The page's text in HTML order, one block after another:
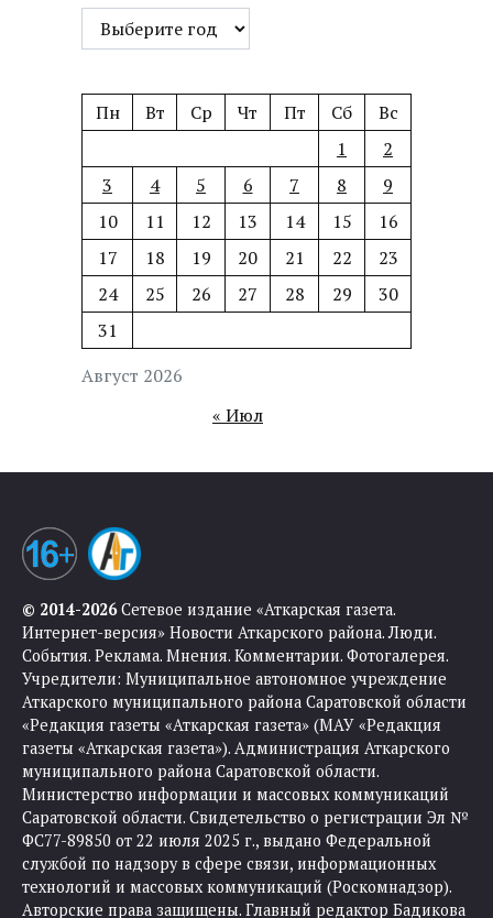
Август 2026
Пн Вт Ср Чт Пт Сб
Вс
1
2
3
4 5 6 7 8
9
10
11 12 13 14 15
16
17
18 19 20 21 22
23
24
25 26 27 28 29
30
31
« Июл
© 2014-2026Сетевое издание «Аткарская газета.
Интернет-версия» Новости Аткарского района. Люди.
События. Реклама. Мнения. Комментарии. Фотогалерея.
Учредители: Муниципальное автономное учреждение
Аткарского муниципального района Саратовской области
«Редакция газеты «Аткарская газета» (МАУ «Редакция
газеты «Аткарская газета»). Администрация Аткарского
муниципального района Саратовской области.
Министерство информации и массовых коммуникаций
Саратовской области. Свидетельство о регистрации Эл №
ФС77-89850 от 22 июля 2025 г., выдано Федеральной
службой по надзору в сфере связи, информационных
технологий и массовых коммуникаций (Роскомнадзор).
Авторские права защищены. Главный редактор Бадикова